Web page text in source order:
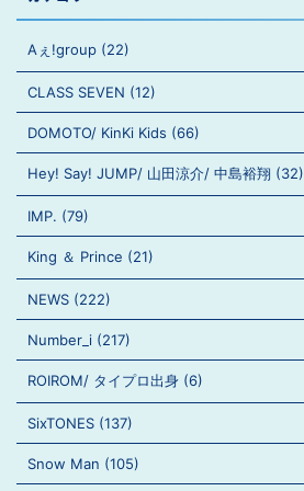
Aぇ!group (22)
CLASS SEVEN (12)
DOMOTO/ KinKi Kids (66)
Hey! Say! JUMP/ 山田涼介/ 中島裕翔 (32)
IMP. (79)
King ＆ Prince (21)
NEWS (222)
Number_i (217)
ROIROM/ タイプロ出身 (6)
SixTONES (137)
Snow Man (105)